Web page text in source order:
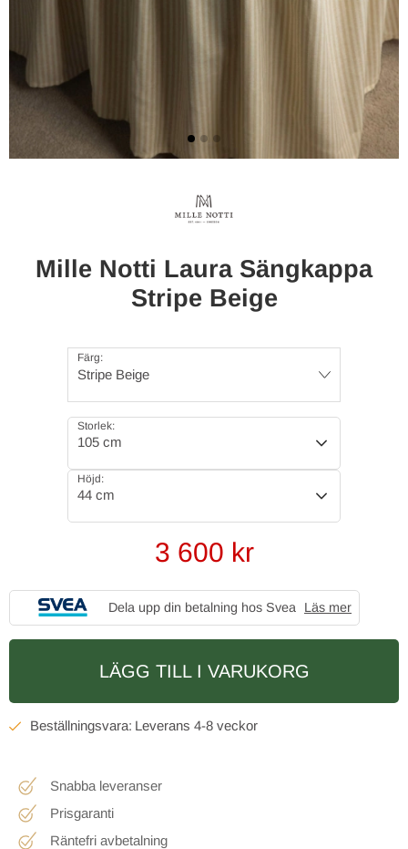
Mille Notti Laura Sängkappa
Stripe Beige
Färg:
Stripe Beige
Storlek:
105 cm
Höjd:
44 cm
3 600 kr
Dela upp din betalning hos Svea Läs mer
LÄGG TILL I VARUKORG
4-8 veckor
Snabba leveranser
Prisgaranti
Räntefri avbetalning